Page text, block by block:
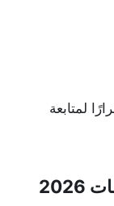
لمتابعة